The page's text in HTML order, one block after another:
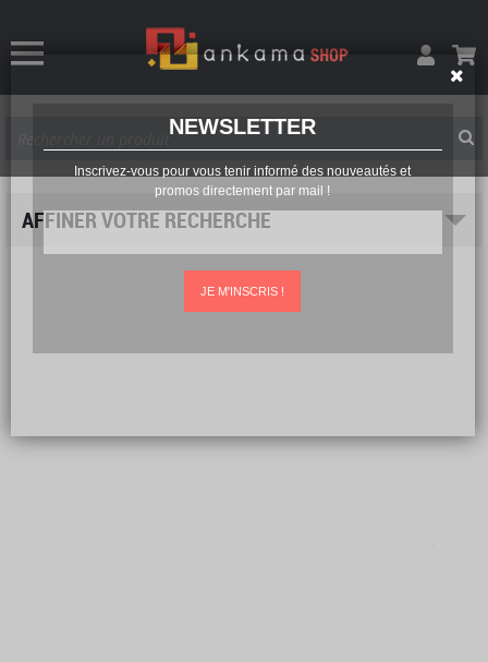
NEWSLETTER
Inscrivez-vous pour vous tenir informé des nouveautés et
promos directement par mail !
JE M'INSCRIS !
AFFINER VOTRE RECHERCHE